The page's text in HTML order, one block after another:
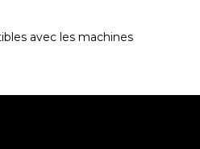
avec les machines